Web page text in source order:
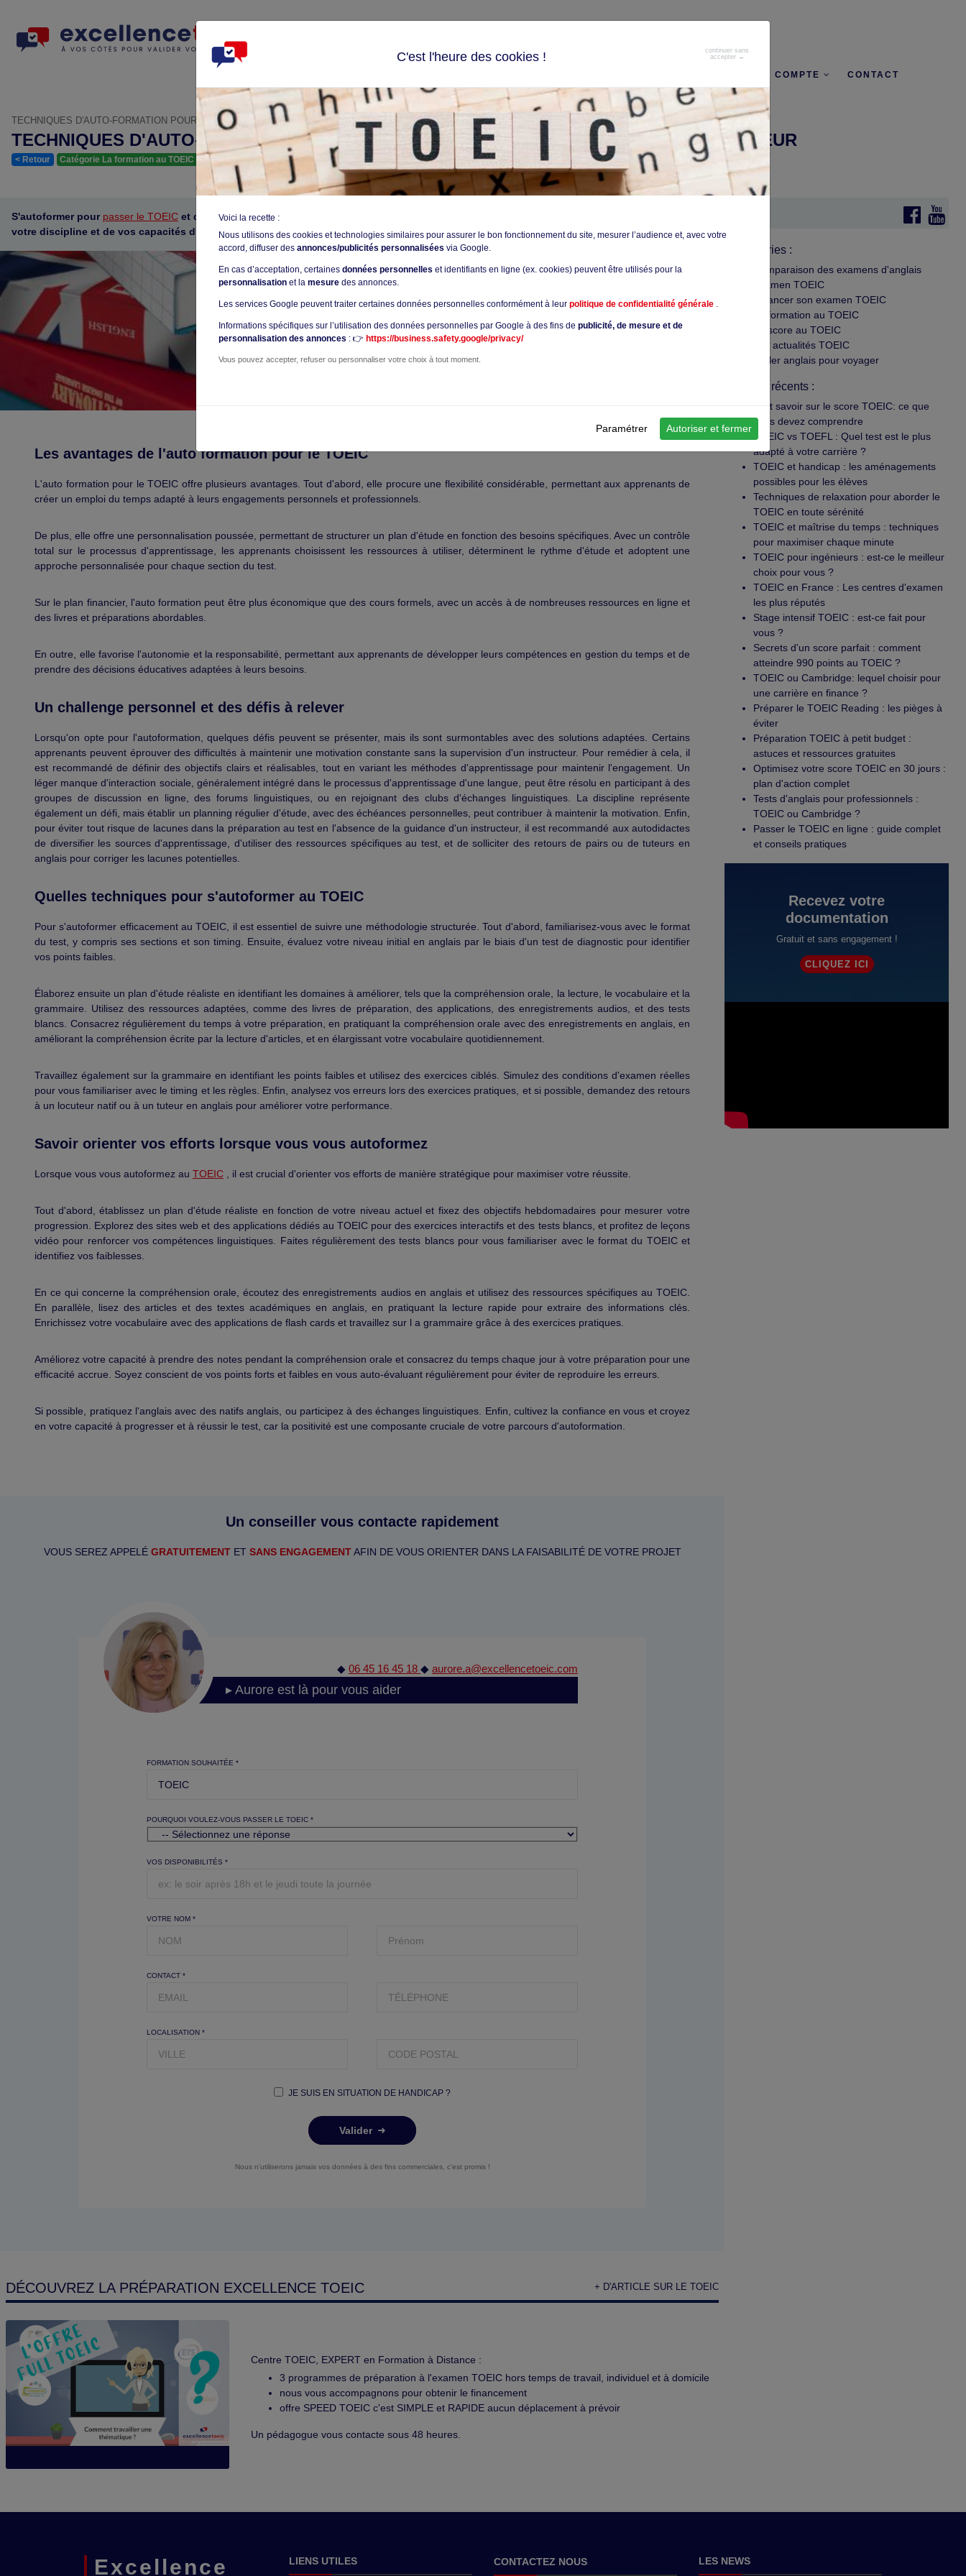
MON COMPTE CONTACT
TECHNIQUES D'AUTO-FORMATION POUR LETOEIC: DEVENEZ VOTRE PROPRE PROFESSEUR
TECHNIQUES D'AUTO-FORMATION POUR LETOEIC: DEVENEZ VOTRE PROPRE PROFESSEUR
< Retour Catégorie La formation au TOEIC Article publié il y a 2 ans
S'autoformer pour passer le TOEIC et devenir son propre professeur est possible de nos jours. Mais cela dépend de votre engagement, de
votre discipline et de vos capacités d'auto-motivation.
Les avantages de l'auto formation pour le TOEIC
L'auto formation pour le TOEIC offre plusieurs avantages. Tout d'abord, elle procure une flexibilité considérable, permettant aux apprenants de
créer un emploi du temps adapté à leurs engagements personnels et professionnels.
De plus, elle offre une personnalisation poussée, permettant de structurer un plan d'étude en fonction des besoins spécifiques. Avec un contrôle
total sur le processus d'apprentissage, les apprenants choisissent les ressources à utiliser, déterminent le rythme d'étude et adoptent une
approche personnalisée pour chaque section du test.
Sur le plan financier, l'auto formation peut être plus économique que des cours formels, avec un accès à de nombreuses ressources en ligne et
des livres et préparations abordables.
En outre, elle favorise l'autonomie et la responsabilité, permettant aux apprenants de développer leurs compétences en gestion du temps et de
prendre des décisions éducatives adaptées à leurs besoins.
Un challenge personnel et des défis à relever
Lorsqu'on opte pour l'autoformation, quelques défis peuvent se présenter, mais ils sont surmontables avec des solutions adaptées. Certains
apprenants peuvent éprouver des difficultés à maintenir une motivation constante sans la supervision d'un instructeur. Pour remédier à cela, il
est recommandé de définir des objectifs clairs et réalisables, tout en variant les méthodes d'apprentissage pour maintenir l'engagement. Un
léger manque d'interaction sociale, généralement intégré dans le processus d'apprentissage d'une langue, peut être résolu en participant à des
groupes de discussion en ligne, des forums linguistiques, ou en rejoignant des clubs d'échanges linguistiques. La discipline représente
également un défi, mais établir un planning régulier d'étude, avec des échéances personnelles, peut contribuer à maintenir la motivation. Enfin,
pour éviter tout risque de lacunes dans la préparation au test en l'absence de la guidance d'un instructeur, il est recommandé aux autodidactes
de diversifier les sources d'apprentissage, d'utiliser des ressources spécifiques au test, et de solliciter des retours de pairs ou de tuteurs en
anglais pour corriger les lacunes potentielles.
Quelles techniques pour s'autoformer au TOEIC
Pour s'autoformer efficacement au TOEIC, il est essentiel de suivre une méthodologie structurée. Tout d'abord, familiarisez-vous avec le format
du test, y compris ses sections et son timing. Ensuite, évaluez votre niveau initial en anglais par le biais d'un test de diagnostic pour identifier
vos points faibles.
Élaborez ensuite un plan d'étude réaliste en identifiant les domaines à améliorer, tels que la compréhension orale, la lecture, le vocabulaire et la
grammaire. Utilisez des ressources adaptées, comme des livres de préparation, des applications, des enregistrements audios, et des tests
blancs. Consacrez régulièrement du temps à votre préparation, en pratiquant la compréhension orale avec des enregistrements en anglais, en
améliorant la compréhension écrite par la lecture d'articles, et en élargissant votre vocabulaire quotidiennement.
Travaillez également sur la grammaire en identifiant les points faibles et utilisez des exercices ciblés. Simulez des conditions d'examen réelles
pour vous familiariser avec le timing et les règles. Enfin, analysez vos erreurs lors des exercices pratiques, et si possible, demandez des retours
à un locuteur natif ou à un tuteur en anglais pour améliorer votre performance.
Savoir orienter vos efforts lorsque vous vous autoformez
Lorsque vous vous autoformez au TOEIC , il est crucial d'orienter vos efforts de manière stratégique pour maximiser votre réussite.
Tout d'abord, établissez un plan d'étude réaliste en fonction de votre niveau actuel et fixez des objectifs hebdomadaires pour mesurer votre
progression. Explorez des sites web et des applications dédiés au TOEIC pour des exercices interactifs et des tests blancs, et profitez de leçons
vidéo pour renforcer vos compétences linguistiques. Faites régulièrement des tests blancs pour vous familiariser avec le format du TOEIC et
identifiez vos faiblesses.
En ce qui concerne la compréhension orale, écoutez des enregistrements audios en anglais et utilisez des ressources spécifiques au TOEIC.
En parallèle, lisez des articles et des textes académiques en anglais, en pratiquant la lecture rapide pour extraire des informations clés.
Enrichissez votre vocabulaire avec des applications de flash cards et travaillez sur l a grammaire grâce à des exercices pratiques.
Améliorez votre capacité à prendre des notes pendant la compréhension orale et consacrez du temps chaque jour à votre préparation pour une
efficacité accrue. Soyez conscient de vos points forts et faibles en vous auto-évaluant régulièrement pour éviter de reproduire les erreurs.
Si possible, pratiquez l'anglais avec des natifs anglais, ou participez à des échanges linguistiques. Enfin, cultivez la confiance en vous et croyez
en votre capacité à progresser et à réussir le test, car la positivité est une composante cruciale de votre parcours d'autoformation.
Un conseiller vous contacte rapidement
VOUS SEREZ APPELÉ GRATUITEMENTET SANS ENGAGEMENTAFIN DE VOUS ORIENTER DANS LA FAISABILITÉ DE VOTRE PROJET
◆ 06 45 16 45 18 ◆ aurore.a@excellencetoeic.com
▸ Aurore est là pour vous aider
FORMATION SOUHAITÉE *
POURQUOI VOULEZ-VOUS PASSER LE TOEIC *
VOS DISPONIBILITÉS *
VOTRE NOM *
CONTACT *
LOCALISATION *
JE SUIS EN SITUATION DE HANDICAP ?
Valider
Nous n'utiliserons jamais vos données à des fins commerciales, c'est promis !
DÉCOUVREZ LA PRÉPARATION EXCELLENCE TOEIC + D'ARTICLE SUR LE TOEIC
Centre TOEIC, EXPERT en Formation à Distance :
3 programmes de préparation à l'examen TOEIC hors temps de travail, individuel et à domicile
nous vous accompagnons pour obtenir le financement
offre SPEED TOEIC c'est SIMPLE et RAPIDE aucun déplacement à prévoir
Un pédagogue vous contacte sous 48 heures.
Catégories :
Comparaison des examens d'anglais
Examen TOEIC
Financer son examen TOEIC
La formation au TOEIC
Le score au TOEIC
Les actualités TOEIC
Parler anglais pour voyager
Articles récents :
Tout savoir sur le score TOEIC: ce que
vous devez comprendre
TOEIC vs TOEFL : Quel test est le plus
adapté à votre carrière ?
TOEIC et handicap : les aménagements
possibles pour les élèves
Techniques de relaxation pour aborder le
TOEIC en toute sérénité
TOEIC et maîtrise du temps : techniques
pour maximiser chaque minute
TOEIC pour ingénieurs : est-ce le meilleur
choix pour vous ?
TOEIC en France : Les centres d'examen
les plus réputés
Stage intensif TOEIC : est-ce fait pour
vous ?
Secrets d'un score parfait : comment
atteindre 990 points au TOEIC ?
TOEIC ou Cambridge: lequel choisir pour
une carrière en finance ?
Préparer le TOEIC Reading : les pièges à
éviter
Préparation TOEIC à petit budget :
astuces et ressources gratuites
Optimisez votre score TOEIC en 30 jours :
plan d'action complet
Tests d'anglais pour professionnels :
TOEIC ou Cambridge ?
Passer le TOEIC en ligne : guide complet
et conseils pratiques
Recevez votre
documentation
Gratuit et sans engagement !
CLIQUEZ ICI
Excellence LIENS UTILES CONTACTEZ NOUS LES NEWS
C'est l'heure des cookies !
continuer sans
accepter →
Voici la recette :
Nous utilisons des cookies et technologies similaires pour assurer le bon fonctionnement du site, mesurer l’audience et, avec votre
accord, diffuser des annonces/publicités personnalisées via Google.
En cas d’acceptation, certaines données personnelles et identifiants en ligne (ex. cookies) peuvent être utilisés pour la
personnalisation et la mesure des annonces.
Les services Google peuvent traiter certaines données personnelles conformément à leur politique de confidentialité générale .
Informations spécifiques sur l’utilisation des données personnelles par Google à des fins de publicité, de mesure et de
personnalisation des annonces : 👉 https://business.safety.google/privacy/
Vous pouvez accepter, refuser ou personnaliser votre choix à tout moment.
Paramétrer Autoriser et fermer